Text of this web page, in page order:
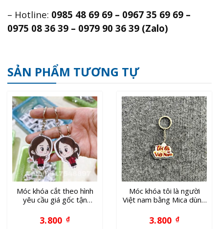
– Hotline: 0985 48 69 69 – 0967 35 69 69 –
0975 08 36 39 – 0979 90 36 39 (Zalo)
SẢN PHẨM TƯƠNG TỰ
Móc khóa cắt theo hình
yêu cầu giá gốc tận
3.800 ₫
Móc khóa tôi là người
Việt nam bằng Mica dùng
3.800 ₫